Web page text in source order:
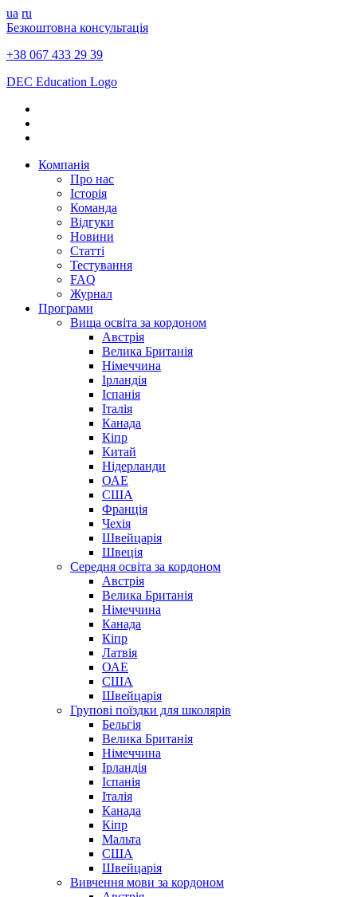
ua ru
Безкоштовна консультація
+38 067 433 29 39
DEC Education Logo
Компанія
Про нас
Історія
Команда
Відгуки
Новини
Статті
Тестування
FAQ
Журнал
Програми
Вища освіта за кордоном
Австрія
Велика Британія
Німеччина
Ірландія
Іспанія
Італія
Канада
Кіпр
Китай
Нідерланди
ОАЕ
США
Франція
Чехія
Швейцарія
Швеція
Середня освіта за кордоном
Австрія
Велика Британія
Німеччина
Канада
Кіпр
Латвія
ОАЕ
США
Швейцарія
Групові поїздки для школярів
Бельгія
Велика Британія
Німеччина
Ірландія
Іспанія
Італія
Канада
Кіпр
Мальта
США
Швейцарія
Вивчення мови за кордоном